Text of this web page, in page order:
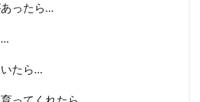
ったら…
いたら…